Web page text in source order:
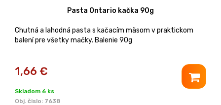
Pasta Ontario kačka 90g
Chutná a lahodná pasta s kačacím mäsom v praktickom
balení pre všetky mačky. Balenie 90g
1,66 €
Skladom 6 ks
Obj. čislo: 7638